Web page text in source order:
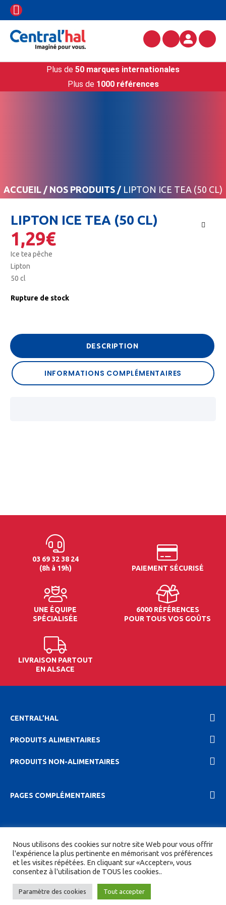
Plus de 50 marques internationales
Plus de 1000 références
ACCUEIL / NOS PRODUITS / LIPTON ICE TEA (50 CL)
LIPTON ICE TEA (50 CL)
1,29€
Ice tea pêche
Lipton
50 cl
Rupture de stock
DESCRIPTION
INFORMATIONS COMPLÉMENTAIRES
03 69 32 38 24
(8h à 19h)
PAIEMENT SÉCURISÉ
UNE ÉQUIPE
SPÉCIALISÉE
6000 RÉFÉRENCES
POUR TOUS VOS GOÛTS
LIVRAISON PARTOUT
EN ALSACE
CENTRAL’HAL
PRODUITS ALIMENTAIRES
PRODUITS NON-ALIMENTAIRES
PAGES COMPLÉMENTAIRES
confidentionalité| CGV| Tous droits réservés.
Site réalisé parDIGITICS etJoan HAEGELE
Nous utilisons des cookies sur notre site Web pour vous offrir
l'expérience la plus pertinente en mémorisant vos préférences
et les visites répétées. En cliquant sur «Accepter», vous
consentez à l'utilisation de TOUS les cookies..
Paramètre des cookies Tout accepter